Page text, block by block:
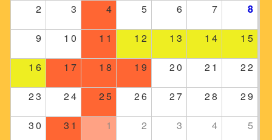
2 3 4 5 6 7 8
9 10 11 12 13 14 15
16 17 18 19 20 21 22
23 24 25 26 27 28 29
30 31 1 2 3 4 5